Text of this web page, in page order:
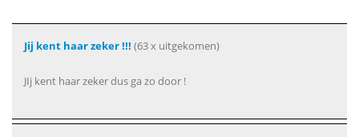
Jij kent haar zeker !!! (63 x uitgekomen)
JIj kent haar zeker dus ga zo door !